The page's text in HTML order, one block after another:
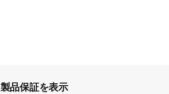
製品保証を表示